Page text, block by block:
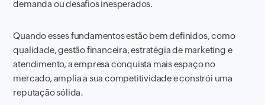
demanda ou desafios inesperados.
Quando esses fundamentos estão bem definidos, como
qualidade, gestão financeira, estratégia de marketing e
atendimento, a empresa conquista mais espaço no
mercado, amplia a sua competitividade e constrói uma
reputação sólida.